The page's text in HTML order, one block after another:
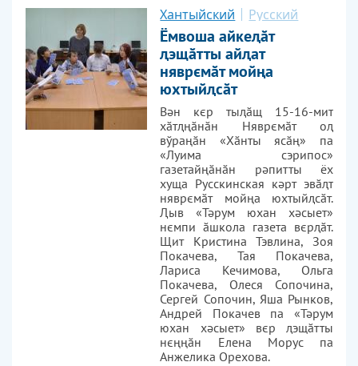
Хантыйский Русский
Ёмвоша айкеԯӑт
ԯэщӑтты айԯат
няврємӑт мойңа
юхтыйԯсӑт
Вән кєр тыԯӑщ 15-16-мит
хӑтԯңӑнӑн Няврємӑт оԯ
вўраңӑн «Хӑнты ясӑң» па
«Луима сэрипос»
газетайңӑнӑн рәпитты ёх
хуща Русскинская кәрт эвӑԯт
няврємӑт мойңа юхтыйԯсӑт.
Ԯыв «Тәрум юхан хәсыет»
нємпи ӑшкола газета вєрԯӑт.
Щит Кристина Тэвлина, Зоя
Покачева, Тая Покачева,
Лариса Кечимова, Ольга
Покачева, Олеся Сопочина,
Сергей Сопочин, Яша Рынков,
Андрей Покачев па «Тәрум
юхан хәсыет» вєр ԯэщӑтты
нєңңӑн Елена Морус па
Анжелика Орехова.